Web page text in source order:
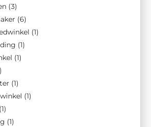
(3)
(6)
(1)
(1)
(1)
(1)
(1)
(1)
(1)